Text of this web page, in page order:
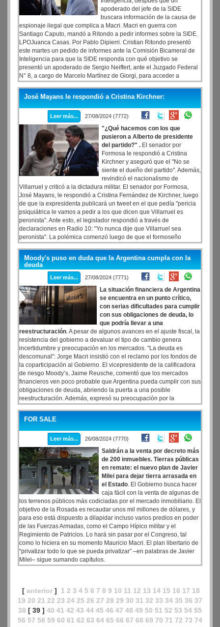
apoderado del jefe de la SIDE
buscara información de la causa de
espionaje ilegal que complica a Macri. Macri en guerra con
Santiago Caputo, mandó a Ritondo a pedir informes sobre la SIDE.
LPOJuanca Casas. Por Pablo Dipierri. Cristian Ritondo presentó
este martes un pedido de informes ante la Comisión Bicameral de
Inteligencia para que la SIDE responda con qué objetivo se
presentó un apoderado de Sergio Neiffert, ante el Juzgado Federal
N° 8, a cargo de Marcelo Martínez de Giorgi, para acceder a
información sobre la causa por espionaje ilegal que involucraba a
funcionarios del gobierno de Mauricio Macri.
José Mayans le respondió a Cristina Kirchner:
Leer más... 27/08/2024 (7772)
"¿Qué hacemos con los que
pusieron a Alberto de presidente
del partido?" . El senador por
Formosa le respondió a Cristina
Kirchner y aseguró que el "No se
siente el dueño del partido". Además,
revindicó el nacionalismo de
Villarruel y criticó a la dictadura militar. El senador por Formosa,
José Mayans, le respondió a Cristina Fernández de Kirchner, luego
de que la expresidenta publicará un tweet en el que pedía "pericia
psiquiátrica le vamos a pedir a los que dicen que Villarruel es
peronista". Ante esto, el legislador respondió a través de
declaraciones en Radio 10: "Yo nunca dije que Villarruel sea
peronista". La polémica comenzó luego de que el formoseño
asegurará que “Villarruel se aproxima ideológicamente un poquito
más a nosotros que a Milei" durante una entrevista.
Moody's puso en duda que la Argentina cumpla con la
deuda
Leer más... 27/08/2024 (7771)
La situación financiera de Argentina
se encuentra en un punto crítico,
con serias dificultades para cumplir
con sus obligaciones de deuda, lo
que podría llevar a una
reestructuración. A pesar de algunos avances en el ajuste fiscal, la
resistencia del gobierno a devaluar el tipo de cambio genera
incertidumbre y preocupación en los mercados. "La deuda es
descomunal": Jorge Macri insistió con el reclamo por los fondos de
la coparticipación al Gobierno. El vicepresidente de la calificadora
de riesgo Moody’s, Jaime Reusche, comentó que los mercados
financieros ven poco probable que Argentina pueda cumplir con sus
obligaciones de deuda, abriendo la puerta a una posible
reestructuración. Además, expresó su preocupación por la
resistencia del Gobierno a devaluar.
FOR SALE
Leer más... 26/08/2024 (7770)
Saldrán a la venta por decreto más
de 200 inmuebles. Tierras públicas
en remate: el nuevo plan de Javier
Milei para dejar tierra arrasada en
el Estado. El Gobierno busca hacer
caja fácil con la venta de algunas de
los terrenos públicos más codiciadas por el mercado inmobiliario. El
objetivo de la Rosada es recaudar unos mil millones de dólares, y
para eso está dispuesto a dilapidar incluso varios predios en poder
de las Fuerzas Armadas, como el Campo Hípico militar y el
Regimiento de Patricios. Lo hará sin pasar por el Congreso, tal
como lo hiciera en su momento Mauricio Macri. El plan libertario de
“privatizar todo lo que se pueda privatizar” –en palabras de Javier
Milei– sigue sumando capítulos.
[ anterior ] 1 2 3 4 5 6 7 8 9 10 11 12 13 14 15 16 17 18
19 20 21 22 23 24 25 26 27 28 29 30 31 32 33 34 35 36 37
38 [ 39 ] 40 41 42 43 44 45 46 47 48 49 50 51 52 53 54 55
56 57 58 59 60 61 62 63 64 65 66 67 68 69 70 71 72 73 74